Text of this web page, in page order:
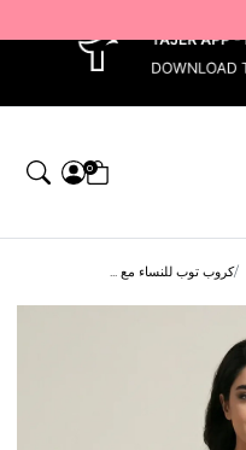
0
كروب توب للنساء مع ...